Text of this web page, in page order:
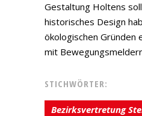
Gestaltung Holtens
historisches Design
ökologischen Gründen
mit
STICHWÖRTER:
Bezirksvertretung